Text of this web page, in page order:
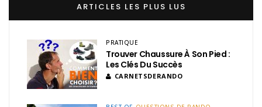
ARTICLES LES PLUS LUS
PRATIQUE
Trouver Chaussure À Son Pied :
Les Clés Du Succès
CARNETSDERANDO